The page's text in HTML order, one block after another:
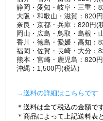
静岡・愛知・岐阜・三重：
大阪・和歌山・滋賀：820
奈良・京都・兵庫：820円(
岡山・広島・鳥取・島根・
香川・徳島・愛媛・高知：
福岡・佐賀・長崎・大分：
熊本・宮崎・鹿児島：820
沖縄：1,500円(税込)
→送料の詳細はこちらです
＊送料は全て税込の金額で
＊商品によって上記送料表